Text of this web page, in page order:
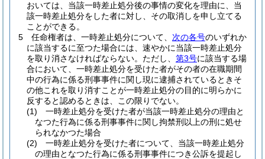
おいては、当該一時差止処分後の事情の変化を理由に、当
該一時差止処分をした者に対し、その取消しを申し立てる
ことができる。
5
任命権者は、一時差止処分について、 次の各号のいずれか
に該当するに至つた場合には、速やかに当該一時差止処分
を取り消さなければならない。 ただし、 第3号に該当する場
合において、一時差止処分を受けた者がその者の在職期間
中の行為に係る刑事事件に関し現に逮捕されているときそ
の他これを取り消すことが一時差止処分の目的に明らかに
反すると認めるときは、この限りでない。
(1)
一時差止処分を受けた者が当該一時差止処分の理由と
なつた行為に係る刑事事件に関し拘禁刑以上の刑に処せ
られなかつた場合
(2)
一時差止処分を受けた者について、当該一時差止処分
の理由となつた行為に係る刑事事件につき公訴を提起し